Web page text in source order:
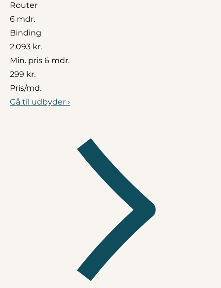
Router
6 mdr.
Binding
2.093 kr.
Min. pris 6 mdr.
299 kr.
Pris/md.
Gå til udbyder ›